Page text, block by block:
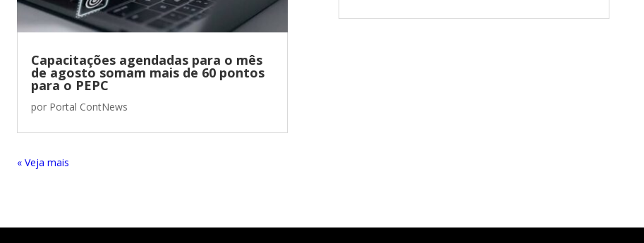
Capacitações agendadas para o mês
de agosto somam mais de 60 pontos
para o PEPC
por Portal ContNews
« Entradas Antigas